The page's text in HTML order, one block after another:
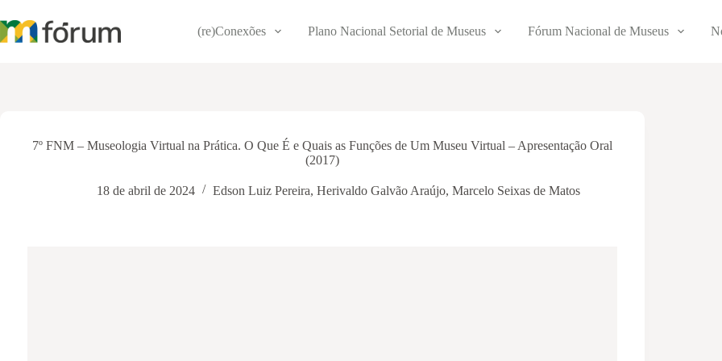
para
o
(re)Conexões Plano Nacional Setorial de Museus Fórum Nacional de Museus
7º FNM – Museologia Virtual na Prática. O Que É e Quais as Funções de Um Museu Virtual – Apresentação Oral
(2017)
18 de abril de 2024 Edson Luiz Pereira, Herivaldo Galvão Araújo, Marcelo Seixas de Matos